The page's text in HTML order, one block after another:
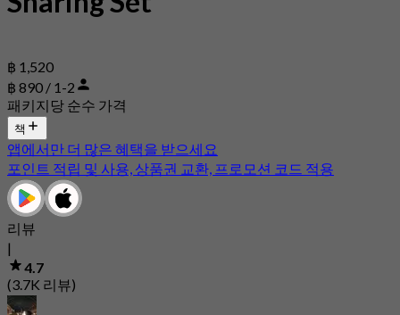
฿ 1,520
฿ 890 / 1-2
패키지당 순수 가격
책
앱에서만 더 많은 혜택을 받으세요
포인트 적립 및 사용, 상품권 교환, 프로모션 코드 적용
리뷰
|
4.7
(3.7K 리뷰)